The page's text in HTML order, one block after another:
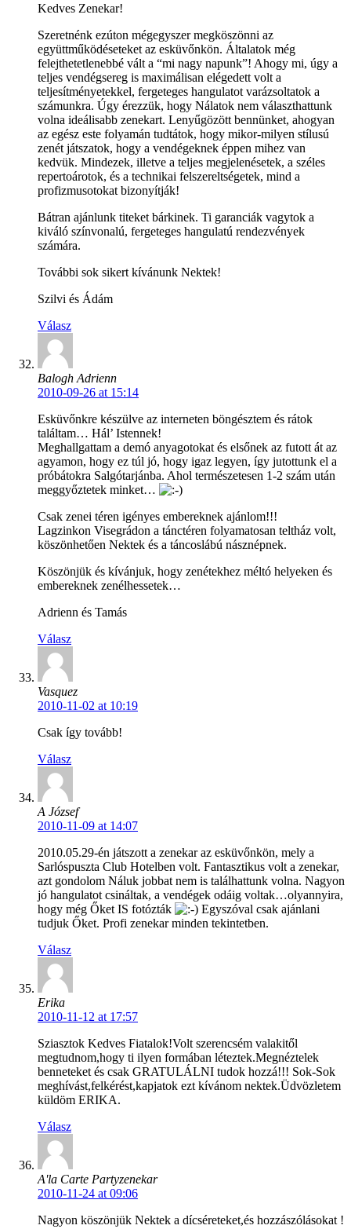
Kedves Zenekar!
Szeretnénk ezúton mégegyszer megköszönni az
együttműködéseteket az esküvőnkön. Általatok még
felejthetetlenebbé vált a “mi nagy napunk”! Ahogy mi, úgy a
teljes vendégsereg is maximálisan elégedett volt a
teljesítményetekkel, fergeteges hangulatot varázsoltatok a
számunkra. Úgy érezzük, hogy Nálatok nem választhattunk
volna ideálisabb zenekart. Lenyűgözött bennünket, ahogyan
az egész este folyamán tudtátok, hogy mikor-milyen stílusú
zenét játszatok, hogy a vendégeknek éppen mihez van
kedvük. Mindezek, illetve a teljes megjelenésetek, a széles
repertoárotok, és a technikai felszereltségetek, mind a
profizmusotokat bizonyítják!
Bátran ajánlunk titeket bárkinek. Ti garanciák vagytok a
kiváló színvonalú, fergeteges hangulatú rendezvények
számára.
További sok sikert kívánunk Nektek!
Szilvi és Ádám
Válasz
Balogh Adrienn
2010-09-26 at 15:14
Esküvőnkre készülve az interneten böngésztem és rátok
találtam… Hál’ Istennek!
Meghallgattam a demó anyagotokat és elsőnek az futott át az
agyamon, hogy ez túl jó, hogy igaz legyen, így jutottunk el a
próbátokra Salgótarjánba. Ahol természetesen 1-2 szám után
meggyőztetek minket…
Csak zenei téren igényes embereknek ajánlom!!!
Lagzinkon Visegrádon a tánctéren folyamatosan teltház volt,
köszönhetően Nektek és a táncoslábú násznépnek.
Köszönjük és kívánjuk, hogy zenétekhez méltó helyeken és
embereknek zenélhessetek…
Adrienn és Tamás
Válasz
Vasquez
2010-11-02 at 10:19
Csak így tovább!
Válasz
A József
2010-11-09 at 14:07
2010.05.29-én játszott a zenekar az esküvőnkön, mely a
Sarlóspuszta Club Hotelben volt. Fantasztikus volt a zenekar,
azt gondolom Náluk jobbat nem is találhattunk volna. Nagyon
jó hangulatot csináltak, a vendégek odáig voltak…olyannyira,
hogy még Őket IS fotózták
Egyszóval csak ajánlani
tudjuk Őket. Profi zenekar minden tekintetben.
Válasz
Erika
2010-11-12 at 17:57
Sziasztok Kedves Fiatalok!Volt szerencsém valakitől
megtudnom,hogy ti ilyen formában léteztek.Megnéztelek
benneteket és csak GRATULÁLNI tudok hozzá!!! Sok-Sok
meghívást,felkérést,kapjatok ezt kívánom nektek.Üdvözletem
küldöm ERIKA.
Válasz
A'la Carte Partyzenekar
2010-11-24 at 09:06
Nagyon köszönjük Nektek a dícséreteket,és hozzászólásokat !